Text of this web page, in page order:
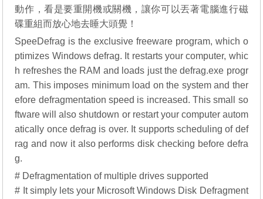
動作，看是要重開機或關機，讓你可以丟著電腦進行磁
碟重組而放心地去睡大頭覺！
SpeeDefrag is the exclusive freeware program, which o
ptimizes Windows defrag. It restarts your computer, whic
h refreshes the RAM and loads just the defrag.exe progr
am. This imposes minimum load on the system and ther
efore defragmentation speed is increased. This small so
ftware will also shutdown or restart your computer autom
atically once defrag is over. It supports scheduling of def
rag and now it also performs disk checking before defra
g.
# Defragmentation of multiple drives supported
# It simply lets your Microsoft Windows Disk Defragment